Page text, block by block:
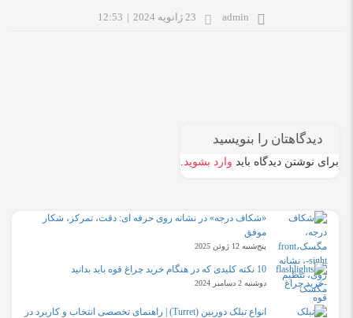
admin 23 ژانویه 2024 |
12:53
دیدگاهتان را بنویسید
برای نوشتن دیدگاه باید وارد بشوید.
«شکاف درجه» در نشانه روی حرفه ای: دقت، تمرکز، شکار
موفق
پنج‌شنبه 12 ژوئن 2025
10 نکته کلیدی که در هنگام خرید چراغ قوه باید بدانید
دوشنبه 2 دسامبر 2024
انواع تبلک دوربین (Turret) | راهنمای تخصصی انتخاب و کاربرد در